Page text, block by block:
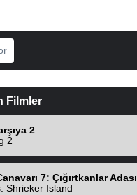
Filmler
2
2
7: Çığırtkanlar Adası
Shrieker Island